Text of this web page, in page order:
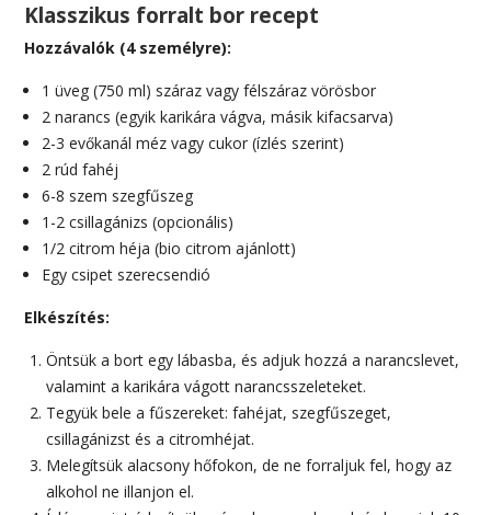
Klasszikus forralt bor recept
Hozzávalók (4 személyre):
1 üveg (750 ml) száraz vagy félszáraz vörösbor
2 narancs (egyik karikára vágva, másik kifacsarva)
2-3 evőkanál méz vagy cukor (ízlés szerint)
2 rúd fahéj
6-8 szem szegfűszeg
1-2 csillagánizs (opcionális)
1/2 citrom héja (bio citrom ajánlott)
Egy csipet szerecsendió
Elkészítés:
Öntsük a bort egy lábasba, és adjuk hozzá a narancslevet,
valamint a karikára vágott narancsszeleteket.
Tegyük bele a fűszereket: fahéjat, szegfűszeget,
csillagánizst és a citromhéjat.
Melegítsük alacsony hőfokon, de ne forraljuk fel, hogy az
alkohol ne illanjon el.